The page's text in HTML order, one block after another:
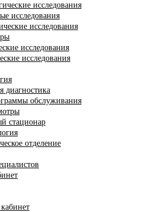
исследования
исследования
исследования
исследования
исследования
диагностика
обслуживания
стационар
отделение